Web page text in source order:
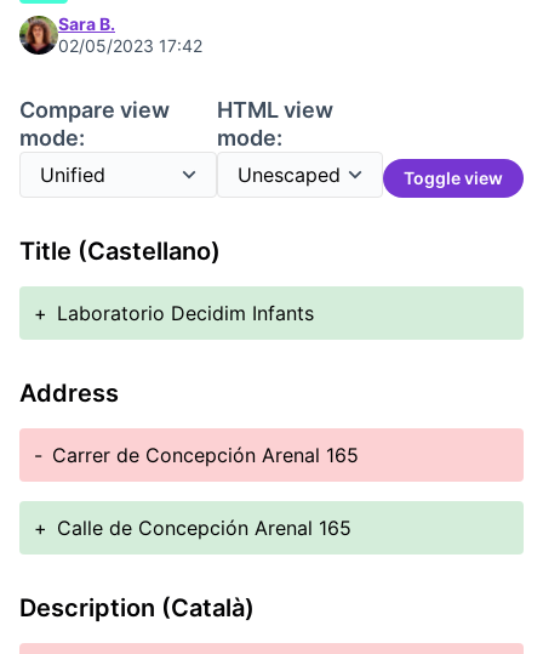
Sara B.
02/05/2023 17:42
Compare view
mode:
HTML view
mode:
Toggle view
Title (Castellano)
+ Laboratorio Decidim Infants
Address
- Carrer de Concepción Arenal 165
+ Calle de Concepción Arenal 165
Description (Català)